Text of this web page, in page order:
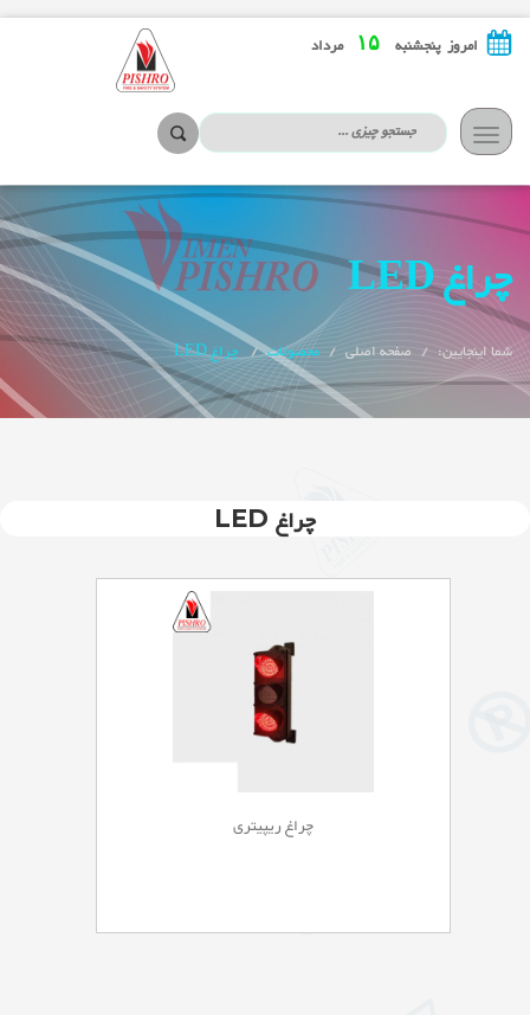
امروز پنجشنبه۱۵ مرداد
تعویض
ناوبری
چراغ LED
شما اینجایین: صفحه اصلی محصولات چراغ LED
چراغ LED
چراغ ریپیتری